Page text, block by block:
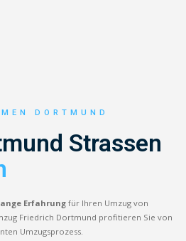
DORTMUND
Strassen
Erfahrung für Ihren Umzug von
Friedrich Dortmund profitieren Sie von
Umzugsprozess.